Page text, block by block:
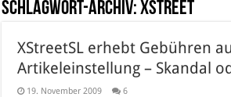
Schlagwort-Archiv:Xstreet
XStreetSL erhebt Gebühren
Artikeleinstellung – Skandal
19. November 2009 6